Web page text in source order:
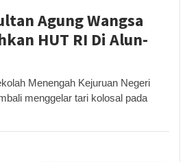
Agung Wangsa
HUT RI Di Alun-
Menengah Kejuruan Negeri
menggelar tari kolosal pada